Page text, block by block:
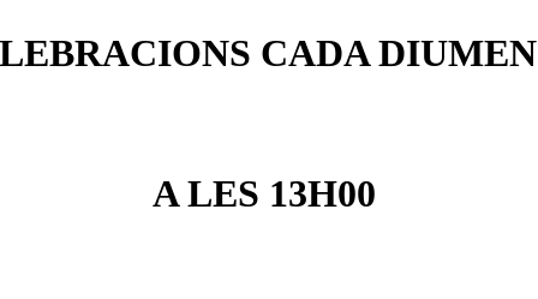
CADA
A LES 13H00